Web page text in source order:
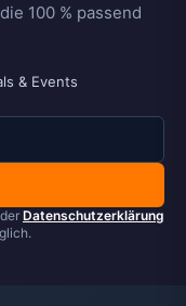
100 % passend
& Events
Datenschutzerklärung